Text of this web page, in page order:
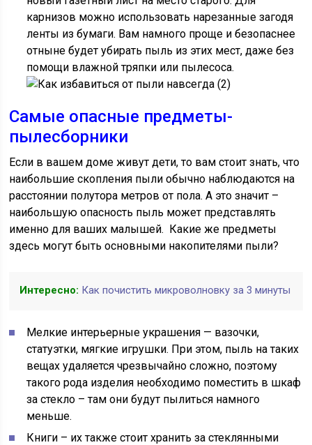
карнизов можно использовать нарезанные загодя
ленты из бумаги. Вам намного проще и безопаснее
отныне будет убирать пыль из этих мест, даже без
помощи влажной тряпки или пылесоса.
Самые опасные предметы-
пылесборники
Если в вашем доме живут дети, то вам стоит знать, что
наибольшие скопления пыли обычно наблюдаются на
расстоянии полутора метров от пола. А это значит –
наибольшую опасность пыль может представлять
именно для ваших малышей. Какие же предметы
здесь могут быть основными накопителями пыли?
Интересно: Как почистить микроволновку за 3 минуты
Мелкие интерьерные украшения — вазочки,
статуэтки, мягкие игрушки. При этом, пыль на таких
вещах удаляется чрезвычайно сложно, поэтому
такого рода изделия необходимо поместить в шкаф
за стекло – там они будут пылиться намного
меньше.
Книги – их также стоит хранить за стеклянными